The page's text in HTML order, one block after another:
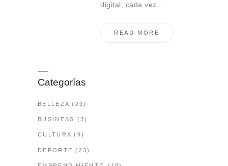
digital, cada vez...
READ MORE
Categorías
BELLEZA (29)
BUSINESS (3)
CULTURA (9)
DEPORTE (23)